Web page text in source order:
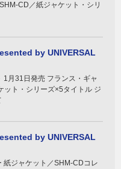
CD／紙ジャケット・シリ
by UNIVERSAL
1月31日発売 フランス・ギャ
ット・シリーズ×5タイトル ジ
by UNIVERSAL
紙ジャケット／SHM-CDコレ